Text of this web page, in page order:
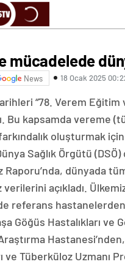
mücadelede
News 18 Ocak 2025
“78. Verem Eğitim
Bu kapsamda vereme
oluşturmak
Sağlık Örgütü (DSÖ)
Raporu’nda, dünyada
açıkladı.
referans
Göğüs Hastalıkları ve
ve Tüberküloz Uzmanı